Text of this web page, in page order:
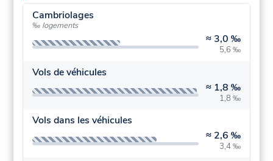
Cambriolages
‰ logements
≈ 3,0 ‰
5,6 ‰
Vols de véhicules
≈ 1,8 ‰
1,8 ‰
Vols dans les véhicules
≈ 2,6 ‰
3,4 ‰